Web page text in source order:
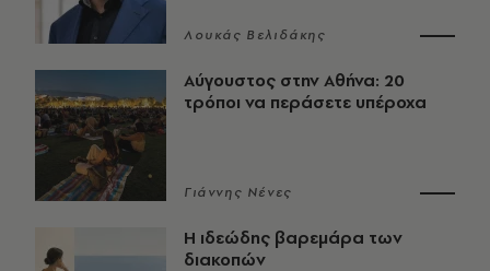
Λουκάς Βελιδάκης
Αύγουστος στην Αθήνα: 20
τρόποι να περάσετε υπέροχα
Γιάννης Νένες
Η ιδεώδης βαρεμάρα των
διακοπών